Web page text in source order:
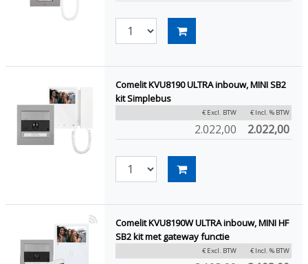
Comelit KVU8190 ULTRA inbouw, MINI SB2
kit Simplebus
€ Excl. BTW € Incl. % BTW
2.022,00 2.022,00
Comelit KVU8190W ULTRA inbouw, MINI HF
SB2 kit met gateway functie
€ Excl. BTW € Incl. % BTW